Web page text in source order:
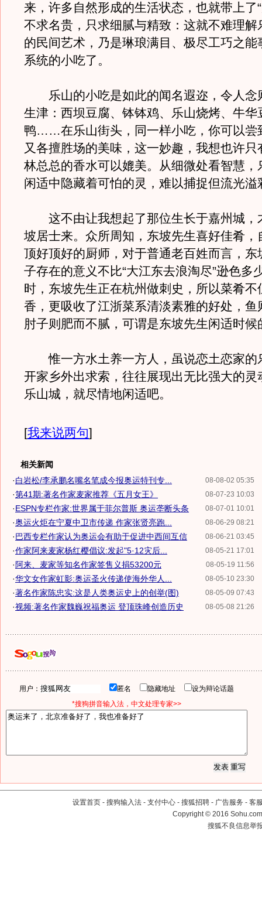
来，许多自然形成的生活状态，也就带上了
不求名贵，只求细腻与精致：这就不难理解
的民间艺术，乃是琳琅满目、极尽工巧之能
系统的小吃了。
乐山的小吃是如此的闻名遐迩，令人念
生津：西坝豆腐、钵钵鸡、乐山烧烤、牛华
鸭……在乐山街头，同一样小吃，你可以尝
又各擅胜场的美味，这一妙趣，我想也许只
林总总的香水可以媲美。从细微处看智慧，
闲适中隐藏着可怕的灵，难以捕捉但流光溢
这不由让我想起了那位生长于嘉州城，
坡居士来。众所周知，东坡先生喜好佳肴，
顶好顶好的厨师，对于普通老百姓而言，东
子存在的意义不比“大江东去浪淘尽”逊色多
时，东坡先生正在杭州做刺史，所以菜肴不
香，更吸收了江浙菜系清淡素雅的好处，鱼
肘子则肥而不腻，可谓是东坡先生闲适时候
惟一方水土养一方人，虽说恋土恋家的
开家乡外出求索，往往展现出无比强大的灵
乐山城，就尽情地闲适吧。
[我来说两句]
相关新闻
08-08-02 05:35
·白岩松/李承鹏名嘴名笔成今报奥运特刊专...
08-07-23 10:03
·第41期:著名作家麦家推荐《五月女王》
08-07-01 10:01
·ESPN专栏作家:世界属于菲尔普斯 奥运垄断头条
08-06-29 08:21
·奥运火炬在宁夏中卫市传递 作家张贤亮跑...
08-06-21 03:45
·巴西专栏作家认为奥运会有助于促进中西间互信
08-05-21 17:01
·作家阿来麦家杨红樱倡议:发起"5·12灾后...
08-05-19 11:56
· 阿来、麦家等知名作家签售义捐53200元
08-05-10 23:30
·华文女作家虹影:奥运圣火传递使海外华人...
08-05-09 07:43
·著名作家陈忠实:这是人类奥运史上的创举(图)
08-05-08 21:26
·视频:著名作家魏巍祝福奥运 登顶珠峰创造历史
用户： 匿名 隐藏地址
设为辩论话题
*搜狗拼音输入法，中文处理专家>>
设置首页 - 搜狗输入法 - 支付中心 - 搜狐招聘 - 广告服务 - 客
Copyright©2016
搜狐不良信息举